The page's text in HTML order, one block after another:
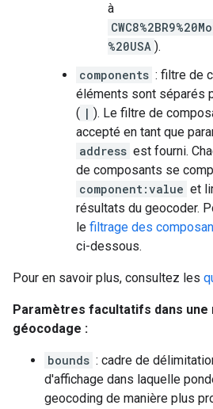
à
%20USA ).
components : filtre de
éléments sont séparés
( | ). Le filtre de
accepté en tant que
address est fourni.
de composants se
component:value et
résultats du geocoder.
le filtrage des
ci-dessous.
Pour en savoir plus, consultez les
Paramètres facultatifs dans une
géocodage :
bounds : cadre de
d'affichage dans laquelle
geocoding de manière plus